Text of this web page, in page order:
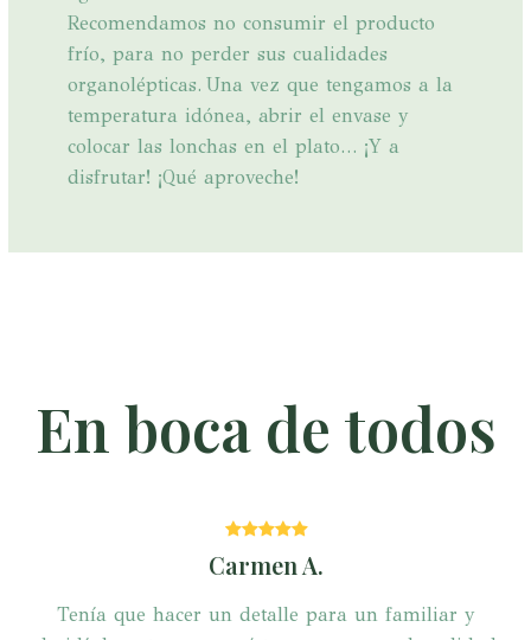
Recomendamos no consumir el producto
frío, para no perder sus cualidades
organolépticas. Una vez que tengamos a la
temperatura idónea, abrir el envase y
colocar las lonchas en el plato… ¡Y a
disfrutar! ¡Qué aproveche!
En boca de todos
Puntuación:
5
Carmen A.
Tenía que hacer un detalle para un familiar y